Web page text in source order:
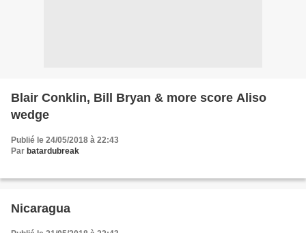
Blair Conklin, Bill Bryan & more score Aliso
wedge
Publié le 24/05/2018 à 22:43
Par batardubreak
Nicaragua